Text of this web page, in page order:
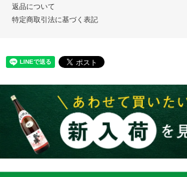
返品について
特定商取引法に基づく表記